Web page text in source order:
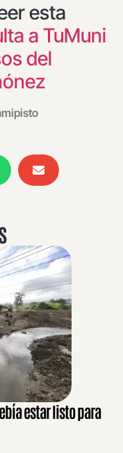
esta
a TuMuni
del
estar listo para